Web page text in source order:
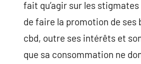
fait qu’agir sur les
de faire la promotion de ses
cbd, outre ses intérêts et
que sa consommation ne